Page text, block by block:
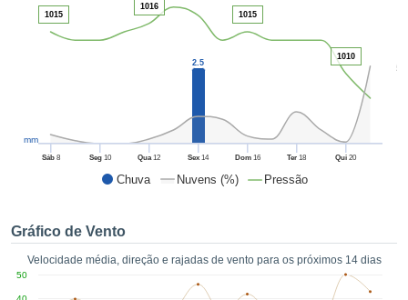
fornecer-
de alta
a
o
no
como
ACEITAR
CONTINUAR
Chuva Nuvens (%) Pressão
50
Sáb8 Seg10 Qua12 Sex 14 Dom16 Ter 18 Qui 20
mm
2.5
1015
1016
1015
1010
Gráfico de Vento
Velocidade média, direção e rajadas de vento para os próximos 14 dias
50